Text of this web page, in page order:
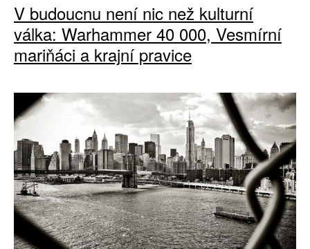
V budoucnu není nic než kulturní
válka: Warhammer 40 000, Vesmírní
mariňáci a krajní pravice